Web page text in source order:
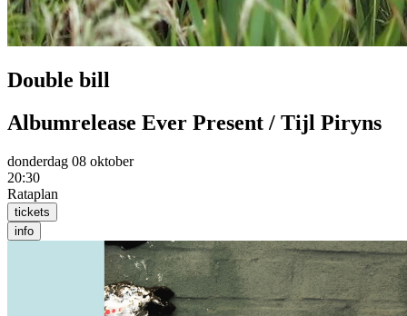
Double bill
Albumrelease Ever Present / Tijl Piryns
donderdag 08 oktober
20:30
Rataplan
tickets
info